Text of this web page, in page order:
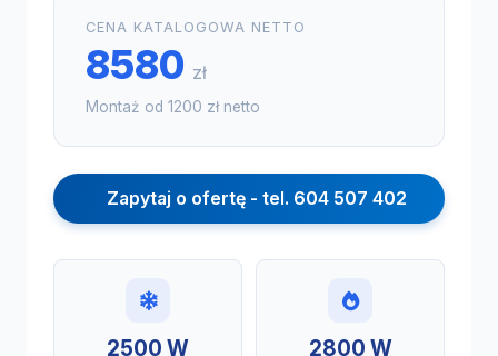
CENA KATALOGOWA NETTO
8580 zł
Montaż od 1200 zł netto
Zapytaj o ofertę - tel. 604 507 402
2500 W 2800 W